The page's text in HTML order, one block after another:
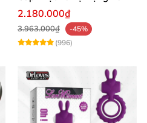
Rên
2.180.000₫
3.963.000₫
-45%
(996)